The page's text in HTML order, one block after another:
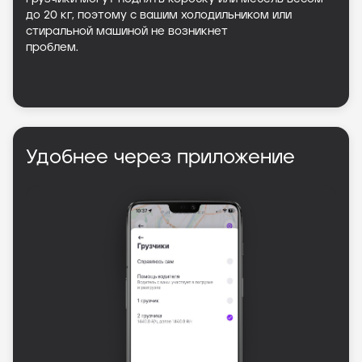
до 20 кг, поэтому с вашим холодильником или
стиральной машиной не возникнет
проблем.
Удобнее через приложение